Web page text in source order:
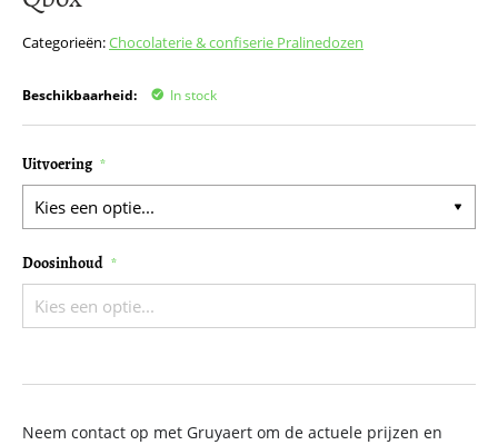
Categorieën:Chocolaterie & confiserie Pralinedozen
Beschikbaarheid: In stock
Uitvoering
Doosinhoud
Neem contact op met Gruyaert om de actuele prijzen en
het
begin
afbeeldingen-
gallerij